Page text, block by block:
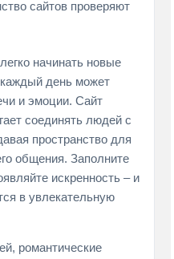
сайтов проверяют
начинать новые
день может
и эмоции. Сайт
соединять людей с
пространство для
общения. Заполните
искренность – и
в увлекательную
романтические